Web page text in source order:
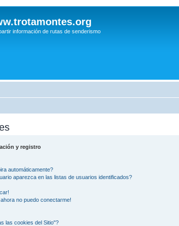
información de rutas de senderismo
y registro
automáticamente?
aparezca en las listas de usuarios identificados?
no puedo conectarme!
las cookies del Sitio"?